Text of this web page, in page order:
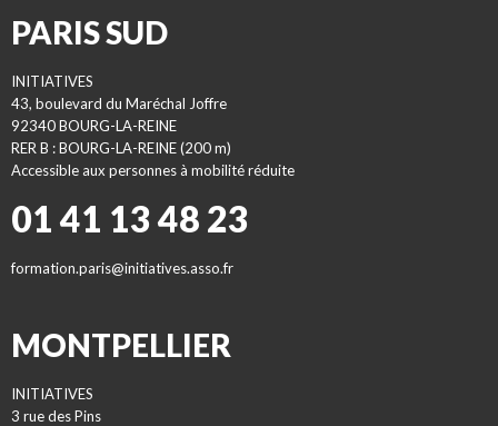
PARIS SUD
INITIATIVES
43, boulevard du Maréchal Joffre
92340 BOURG-LA-REINE
RER B : BOURG-LA-REINE (200 m)
Accessible aux personnes à mobilité réduite
01 41 13 48 23
formation.paris@initiatives.asso.fr
MONTPELLIER
INITIATIVES
3 rue des Pins